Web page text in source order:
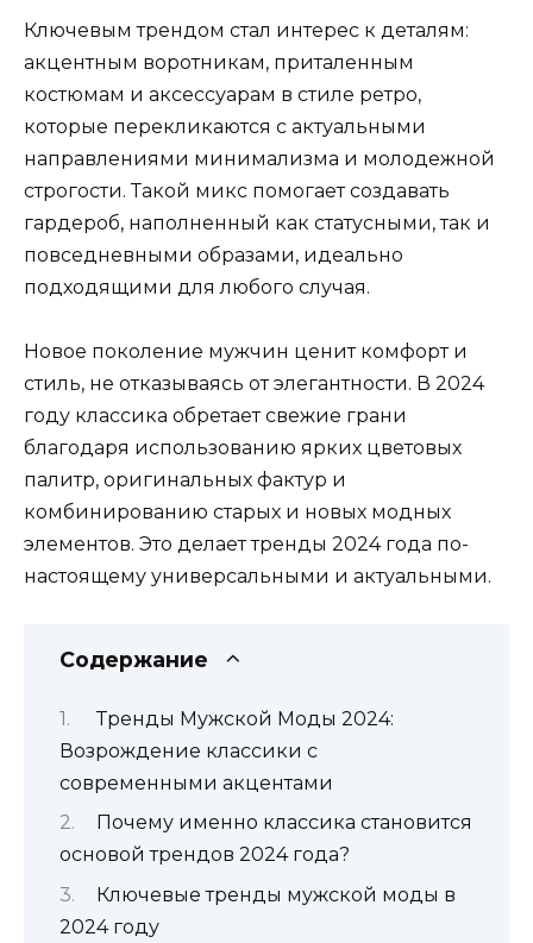
Ключевым трендом стал интерес к деталям:
акцентным воротникам, приталенным
костюмам и аксессуарам в стиле ретро,
которые перекликаются с актуальными
направлениями минимализма и молодежной
строгости. Такой микс помогает создавать
гардероб, наполненный как статусными, так и
повседневными образами, идеально
подходящими для любого случая.
Новое поколение мужчин ценит комфорт и
стиль, не отказываясь от элегантности. В 2024
году классика обретает свежие грани
благодаря использованию ярких цветовых
палитр, оригинальных фактур и
комбинированию старых и новых модных
элементов. Это делает тренды 2024 года по-
настоящему универсальными и актуальными.
Содержание
Тренды Мужской Моды 2024:
Возрождение классики с
современными акцентами
Почему именно классика становится
основой трендов 2024 года?
Ключевые тренды мужской моды в
2024 году